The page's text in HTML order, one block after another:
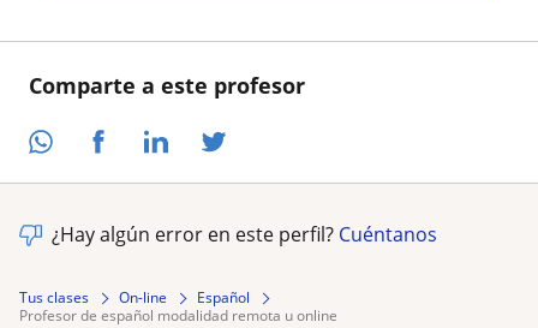
Comparte a este profesor
¿Hay algún error en este perfil? Cuéntanos
Tus clases On-line
Español
profesor de español modalidad remota u online